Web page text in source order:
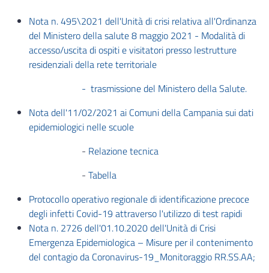
Nota n. 495\2021 dell'Unità di crisi relativa all'Ordinanza
del Ministero della salute 8 maggio 2021 - Modalità di
accesso/uscita di ospiti e visitatori presso lestrutture
residenziali della rete territoriale
- trasmissione del Ministero della Salute.
Nota dell'11/02/2021 ai Comuni della Campania sui dati
epidemiologici nelle scuole
- Relazione tecnica
- Tabella
Protocollo operativo regionale di identificazione precoce
degli infetti Covid-19 attraverso l'utilizzo di test rapidi
Nota n. 2726 dell'01.10.2020 dell'Unità di Crisi
Emergenza Epidemiologica – Misure per il contenimento
del contagio da Coronavirus-19_Monitoraggio RR.SS.AA;